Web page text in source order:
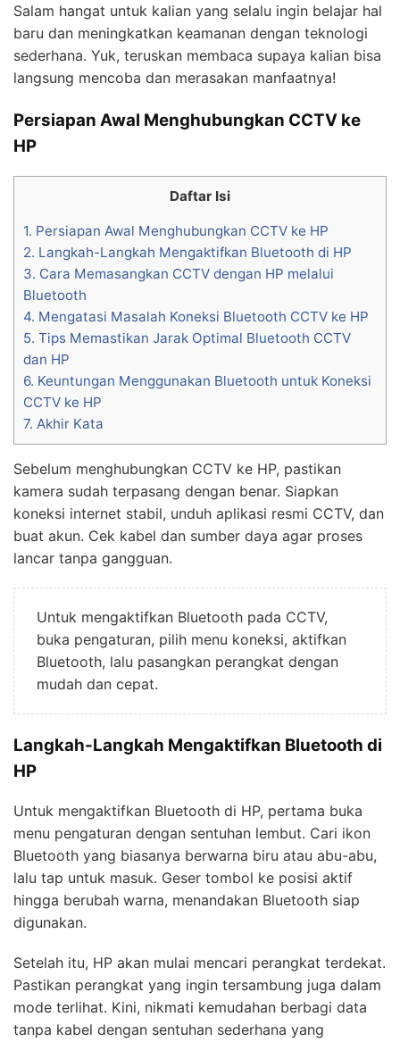
Salam hangat untuk kalian yang selalu ingin belajar hal
baru dan meningkatkan keamanan dengan teknologi
sederhana. Yuk, teruskan membaca supaya kalian bisa
langsung mencoba dan merasakan manfaatnya!
Persiapan Awal Menghubungkan CCTV ke
HP
Daftar Isi
1. Persiapan Awal Menghubungkan CCTV ke HP
2. Langkah-Langkah Mengaktifkan Bluetooth di HP
3. Cara Memasangkan CCTV dengan HP melalui
Bluetooth
4. Mengatasi Masalah Koneksi Bluetooth CCTV ke HP
5. Tips Memastikan Jarak Optimal Bluetooth CCTV
dan HP
6. Keuntungan Menggunakan Bluetooth untuk Koneksi
CCTV ke HP
7. Akhir Kata
Sebelum menghubungkan CCTV ke HP, pastikan
kamera sudah terpasang dengan benar. Siapkan
koneksi internet stabil, unduh aplikasi resmi CCTV, dan
buat akun. Cek kabel dan sumber daya agar proses
lancar tanpa gangguan.
Untuk mengaktifkan Bluetooth pada CCTV,
buka pengaturan, pilih menu koneksi, aktifkan
Bluetooth, lalu pasangkan perangkat dengan
mudah dan cepat.
Langkah-Langkah Mengaktifkan Bluetooth di
HP
Untuk mengaktifkan Bluetooth di HP, pertama buka
menu pengaturan dengan sentuhan lembut. Cari ikon
Bluetooth yang biasanya berwarna biru atau abu-abu,
lalu tap untuk masuk. Geser tombol ke posisi aktif
hingga berubah warna, menandakan Bluetooth siap
digunakan.
Setelah itu, HP akan mulai mencari perangkat terdekat.
Pastikan perangkat yang ingin tersambung juga dalam
mode terlihat. Kini, nikmati kemudahan berbagi data
tanpa kabel dengan sentuhan sederhana yang